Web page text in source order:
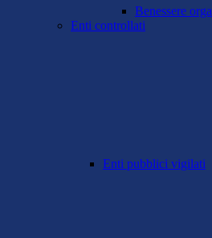
Benessere
Enti controllati
Enti pubblici vigilati